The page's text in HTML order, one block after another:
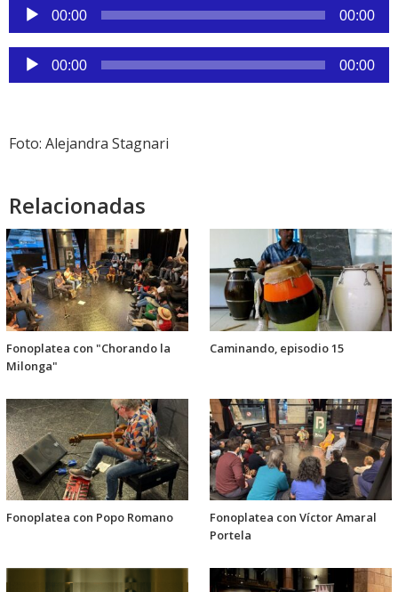
Reproductor
de
audio
00:00 00:00
Reproductor
de
00:00 00:00
Foto: Alejandra Stagnari
Relacionadas
Fonoplatea con "Chorando la
Milonga"
Caminando, episodio 15
Fonoplatea con Popo Romano
Fonoplatea con Víctor Amaral
Portela